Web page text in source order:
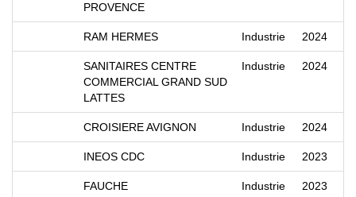
PROVENCE
RAM HERMES Industrie 2024
SANITAIRES CENTRE
COMMERCIAL GRAND SUD
LATTES
Industrie 2024
CROISIERE AVIGNON Industrie 2024
INEOS CDC Industrie 2023
FAUCHE Industrie 2023